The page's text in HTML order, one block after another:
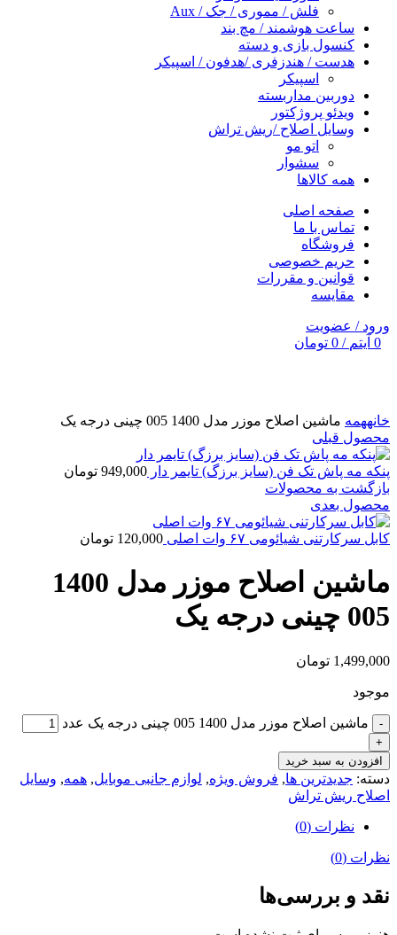
فلش / مموری / جک / Aux
ساعت هوشمند / مچ بند
کنسول بازی و دسته
هدست / هندزفری /هدفون / اسپیکر
اسپیکر
دوربین مداربسته
ویدئو پروژکتور
وسایل اصلاح /ریش تراش
اتو مو
سشوار
همه کالاها
صفحه اصلی
تماس با ما
فروشگاه
حریم خصوصی
قوانین و مقررات
مقایسه
ورود / عضویت
0 آیتم /
0 تومان
خانههمه ماشین اصلاح موزر مدل 1400 005 چینی درجه یک
محصول قبلی
پنکه مه پاش تک فن (سایز برزگ) تایمر دار 949,000 تومان
بازگشت به محصولات
محصول بعدی
کابل سرکارتنی شیائومی ۶۷ وات اصلی 120,000 تومان
ماشین اصلاح موزر مدل 1400
005 چینی درجه یک
1,499,000 تومان
موجود
ماشین اصلاح موزر مدل 1400 005 چینی درجه یک عدد
افزودن به سبد خرید
دسته: جدیدترین ها, فروش ویژه, لوازم جانبی موبایل, همه, وسایل
اصلاح ریش تراش
نظرات (0)
نظرات (0)
نقد و بررسی‌ها